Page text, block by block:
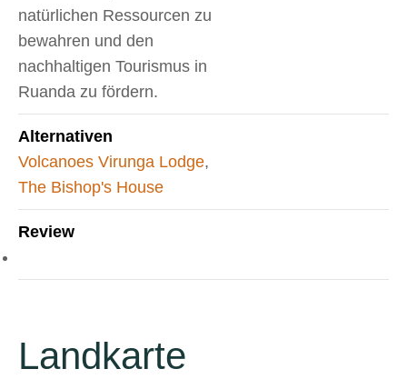
natürlichen Ressourcen zu
bewahren und den
nachhaltigen Tourismus in
Ruanda zu fördern.
Alternativen
Volcanoes Virunga Lodge,
The Bishop's House
Review
Landkarte